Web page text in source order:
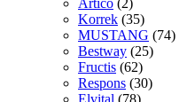
Artico (2)
Korrek (35)
MUSTANG (74)
Bestway (25)
Fructis (62)
Respons (30)